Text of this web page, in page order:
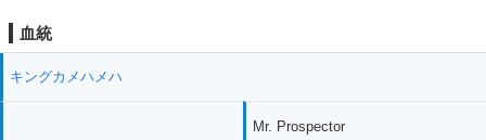
血統
キングカメハメハ
Mr. Prospector